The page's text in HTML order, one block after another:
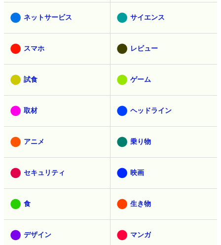
ネットサービス サイエンス
スマホ レビュー
試食 ゲーム
取材 ヘッドライン
アニメ 乗り物
セキュリティ 映画
食 生き物
デザイン マンガ